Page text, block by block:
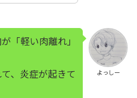
よっしー
「軽い肉離れ」
、炎症が起きて